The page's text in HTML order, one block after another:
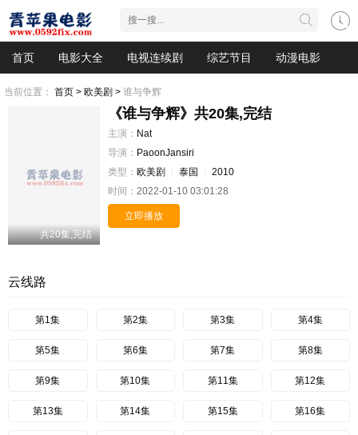
首页 电影大全 电视连续剧 综艺节目 动漫电影
当前位置： 首页 > 欧美剧 > 谁与争辉
共20集,完结
《谁与争辉》共20集,完结
主演： Nat
导演： PaoonJansiri
类型： 欧美剧 泰国
2010
时间： 2022-01-10 03:01:28
立即播放
云线路
第1集 第2集 第3集 第4集
第5集 第6集 第7集 第8集
第9集 第10集 第11集 第12集
第13集 第14集 第15集 第16集